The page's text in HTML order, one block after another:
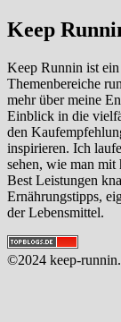
Keep
Keep Runnin ist
Themenbereiche
mehr über meine
Einblick in die
den
inspirieren. Ich
sehen, wie man mit
Best Leistungen
Ernährungstipps,
der Lebensmittel.
©2024 keep-